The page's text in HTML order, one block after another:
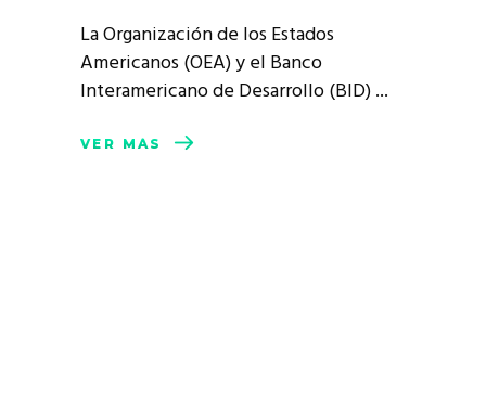
La Organización de los Estados
Americanos (OEA) y el Banco
Interamericano de Desarrollo (BID)
VER MÁS